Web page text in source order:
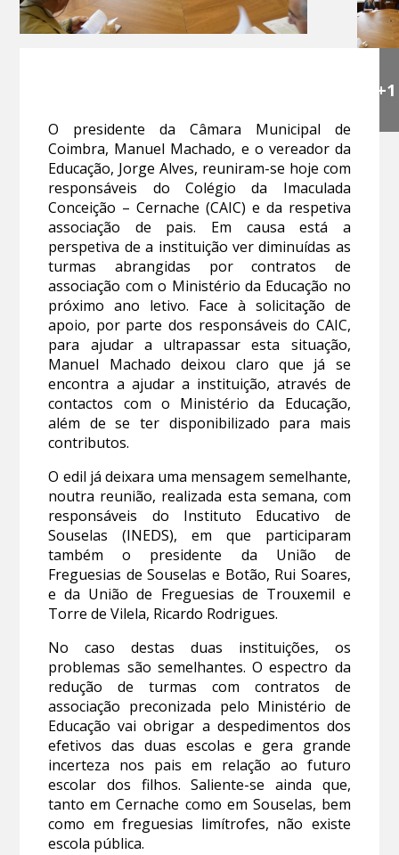
+1
O presidente da Câmara Municipal de
Coimbra, Manuel Machado, e o vereador da
Educação, Jorge Alves, reuniram-se hoje com
responsáveis do Colégio da Imaculada
Conceição – Cernache (CAIC) e da respetiva
associação de pais. Em causa está a
perspetiva de a instituição ver diminuídas as
turmas abrangidas por contratos de
associação com o Ministério da Educação no
próximo ano letivo. Face à solicitação de
apoio, por parte dos responsáveis do CAIC,
para ajudar a ultrapassar esta situação,
Manuel Machado deixou claro que já se
encontra a ajudar a instituição, através de
contactos com o Ministério da Educação,
além de se ter disponibilizado para mais
contributos.
O edil já deixara uma mensagem semelhante,
noutra reunião, realizada esta semana, com
responsáveis do Instituto Educativo de
Souselas (INEDS), em que participaram
também o presidente da União de
Freguesias de Souselas e Botão, Rui Soares,
e da União de Freguesias de Trouxemil e
Torre de Vilela, Ricardo Rodrigues.
No caso destas duas instituições, os
problemas são semelhantes. O espectro da
redução de turmas com contratos de
associação preconizada pelo Ministério de
Educação vai obrigar a despedimentos dos
efetivos das duas escolas e gera grande
incerteza nos pais em relação ao futuro
escolar dos filhos. Saliente-se ainda que,
tanto em Cernache como em Souselas, bem
como em freguesias limítrofes, não existe
escola pública.